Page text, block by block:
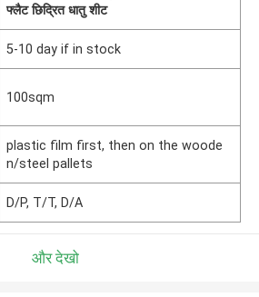
फ्लैट छिद्रित धातु शीट
5-10 day if in stock
100sqm
plastic film first, then on the woode
n/steel pallets
D/P, T/T, D/A
और देखो